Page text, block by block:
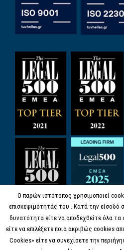
Ο παρών ιστότοπος χρησιμοποιεί
επισκεψιμότητάς του . Κατά την είσοδό
δυνατότητα είτε να αποδεχθείτε όλα τα
είτε να επιλέξετε ποια ακριβώς cookies
Cookies» είτε να συνεχίσετε την